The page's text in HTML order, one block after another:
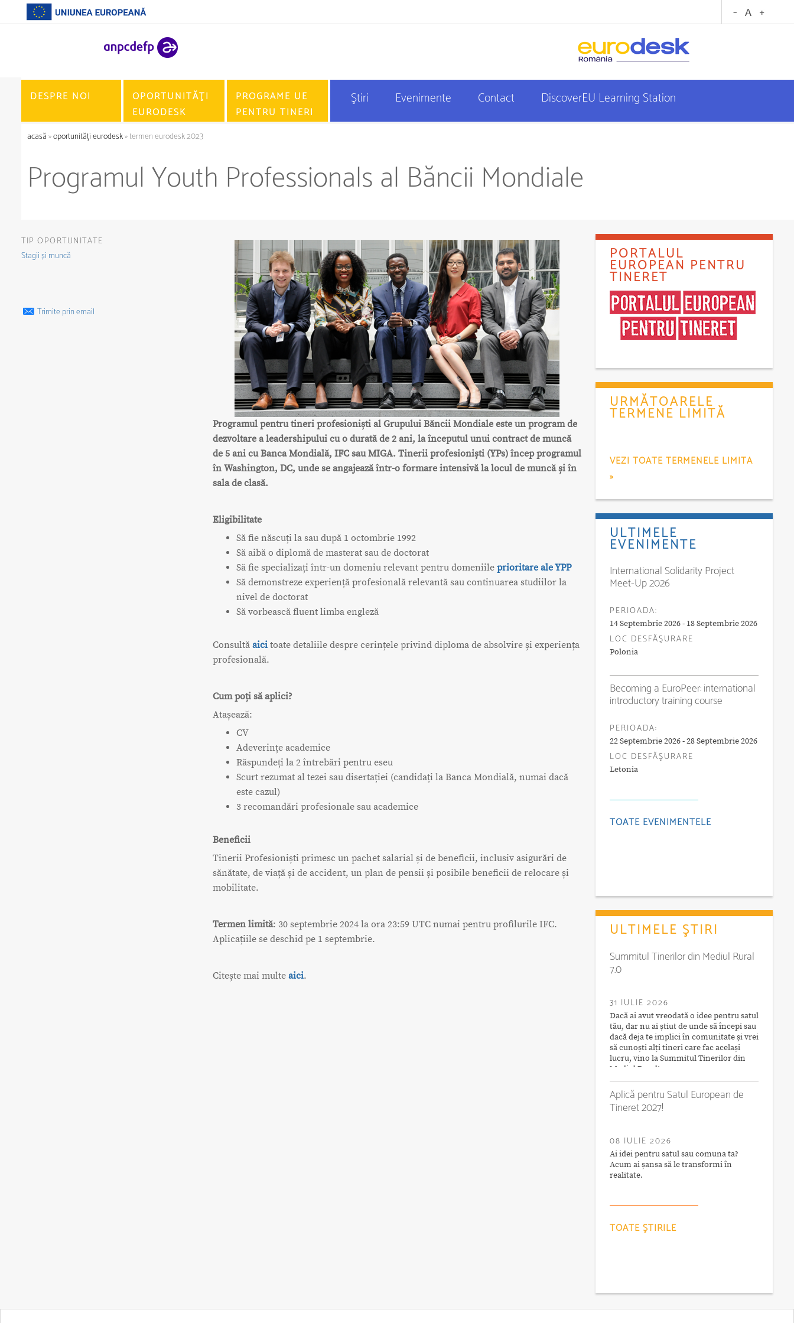
DESPRE NOI
OPORTUNITĂŢI
EURODESK
PROGRAME UE
PENTRU TINERI
Ştiri Evenimente Contact DiscoverEU Learning Station
acasă»oportunităţi eurodesk» termen eurodesk 2023
Programul Youth Professionals al Băncii Mondiale
TIP OPORTUNITATE
Stagii și muncă
Trimite prin email
Programul pentru tineri profesioniști al Grupului Băncii Mondiale este un program de
dezvoltare a leadershipului cu o durată de 2 ani, la începutul unui contract de muncă
de 5 ani cu Banca Mondială, IFC sau MIGA. Tinerii profesioniști (YPs) încep programul
în Washington, DC, unde se angajează într-o formare intensivă la locul de muncă și în
sala de clasă.
Eligibilitate
Să fie născuți la sau după 1 octombrie 1992
Să aibă o diplomă de masterat sau de doctorat
Să fie specializați într-un domeniu relevant pentru domeniile prioritare ale YPP
Să demonstreze experiență profesională relevantă sau continuarea studiilor la
nivel de doctorat
Să vorbească fluent limba engleză
Consultă aici toate detaliile despre cerințele privind diploma de absolvire și experiența
profesională.
Cum poți să aplici?
Atașează:
CV
Adeverințe academice
Răspundeți la 2 întrebări pentru eseu
Scurt rezumat al tezei sau disertației (candidați la Banca Mondială, numai dacă
este cazul)
3 recomandări profesionale sau academice
Beneficii
Tinerii Profesioniști primesc un pachet salarial și de beneficii, inclusiv asigurări de
sănătate, de viață și de accident, un plan de pensii și posibile beneficii de relocare și
mobilitate.
Termen limită: 30 septembrie 2024 la ora 23:59 UTC numai pentru profilurile IFC.
Aplicațiile se deschid pe 1 septembrie.
Citește mai multe aici.
PORTALUL
EUROPEAN PENTRU
TINERET
URMĂTOARELE
TERMENE LIMITĂ
VEZI TOATE TERMENELE LIMITA
»
ULTIMELE
EVENIMENTE
International Solidarity Project
Meet-Up 2026
PERIOADA:
14 Septembrie 2026 - 18 Septembrie 2026
LOC DESFĂŞURARE
Polonia
Becoming a EuroPeer: international
introductory training course
PERIOADA:
22 Septembrie 2026 - 28 Septembrie 2026
LOC DESFĂŞURARE
Letonia
TOATE EVENIMENTELE
ULTIMELE ŞTIRI
Summitul Tinerilor din Mediul Rural
7.0
31 IULIE 2026
Dacă ai avut vreodată o idee pentru satul
tău, dar nu ai știut de unde să începi sau
dacă deja te implici în comunitate și vrei
să cunoști alți tineri care fac același
lucru, vino la Summitul Tinerilor din
Mediul Rural!
Aplică pentru Satul European de
Tineret 2027!
08 IULIE 2026
Ai idei pentru satul sau comuna ta?
Acum ai șansa să le transformi în
realitate.
TOATE ŞTIRILE